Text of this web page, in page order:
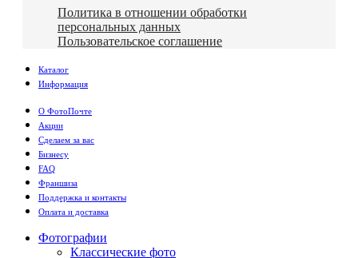
Политика в отношении обработки
персональных данных
Пользовательское соглашение
Каталог
Информация
О ФотоПочте
Акции
Сделаем за вас
Бизнесу
FAQ
Франшиза
Поддержка и контакты
Оплата и доставка
Фотографии
Классические фото